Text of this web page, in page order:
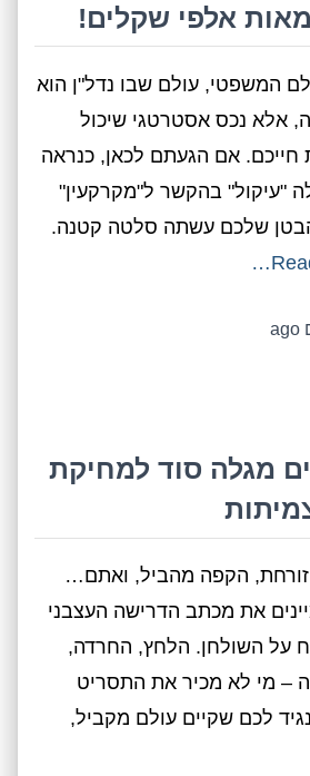
אלפי שקלים!
המשפטי, עולם שבו נדל"ן הוא
אלא נכס אסטרטגי שיכול
חייכם. אם הגעתם לכאן, כנראה
"עיקול" בהקשר ל"מקרקעין"
שלכם עשתה סלטה קטנה.
ago
מגלה סוד למחיקת
זורחת, הקפה מהביל, ואתם…
את מכתב הדרישה העצבני
על השולחן. הלחץ, החרדה,
– מי לא מכיר את התסריט
לכם שקיים עולם מקביל,